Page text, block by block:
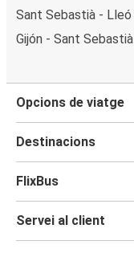
Sant Sebastià - Lleó
Gijón - Sant Sebastià
Opcions de viatge
Destinacions
FlixBus
Servei al client